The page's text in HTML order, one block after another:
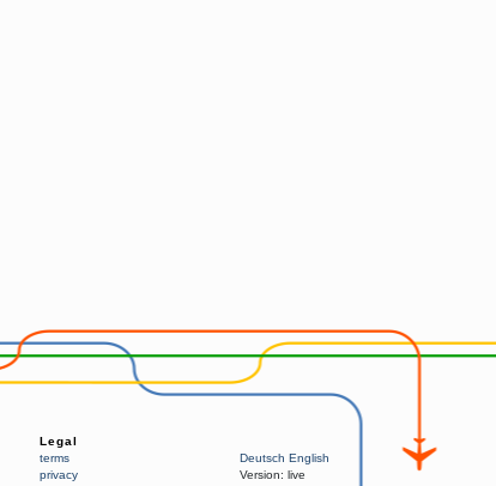
Legal
terms
privacy
Deutsch English
Version: live